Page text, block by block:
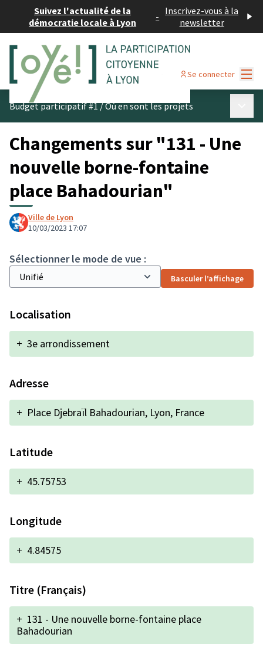
Suivez l'actualité de la
démocratie locale à Lyon
- Inscrivez-vous à la
newsletter
Se connecter
Budget participatif #1/Où en sont les projets
Changements sur "131 - Une
nouvelle borne-fontaine
place Bahadourian"
Ville de Lyon
10/03/2023 17:07
Sélectionner le mode de vue :
Basculer l’affichage
Localisation
+ 3e arrondissement
Adresse
+ Place Djebraïl Bahadourian, Lyon, France
Latitude
+ 45.75753
Longitude
+ 4.84575
Titre (Français)
+ 131 - Une nouvelle borne-fontaine place
Bahadourian